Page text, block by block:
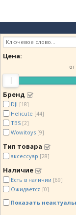
Цена:
от
Бренд
DJI [18]
Helicute [44]
TBS [2]
Wowitoys [9]
Тип товара
аксессуар [28]
Наличие
Есть в наличии [69]
Ожидается [0]
Показать